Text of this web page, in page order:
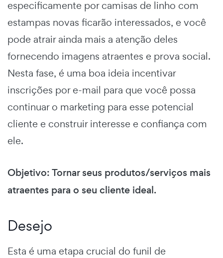
especificamente por camisas de linho com
estampas novas ficarão interessados, e você
pode atrair ainda mais a atenção deles
fornecendo imagens atraentes e prova social.
Nesta fase, é uma boa ideia incentivar
inscrições por e-mail para que você possa
continuar o marketing para esse potencial
cliente e construir interesse e confiança com
ele.
Objetivo: Tornar seus produtos/serviços mais
atraentes para o seu cliente ideal.
Desejo
Esta é uma etapa crucial do funil de